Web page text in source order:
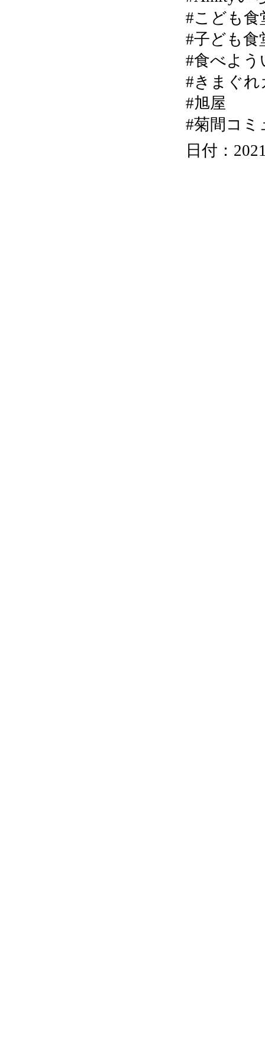
#こども食
#子ども食
#食べよう
#きまぐれ
#旭屋
#菊間コ
日付：